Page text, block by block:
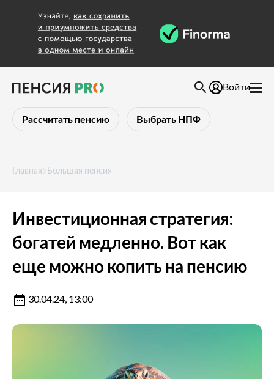
Рассчитать пенсию Выбрать НПФ
Войти
Главная Большая пенсия
Инвестиционная стратегия:
богатей медленно. Вот как
еще можно копить на пенсию
30.04.24, 13:00